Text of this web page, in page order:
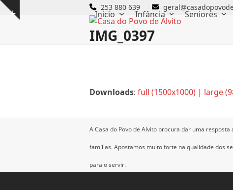
Skip
Show
253 880 639
Inicio Infância Seniores
IMG_0397
Downloads: full (1500x1000) | large
A Casa do Povo de Alvito procura dar uma
famílias.Apostamos muito forte na qualidade dos
para o servir.